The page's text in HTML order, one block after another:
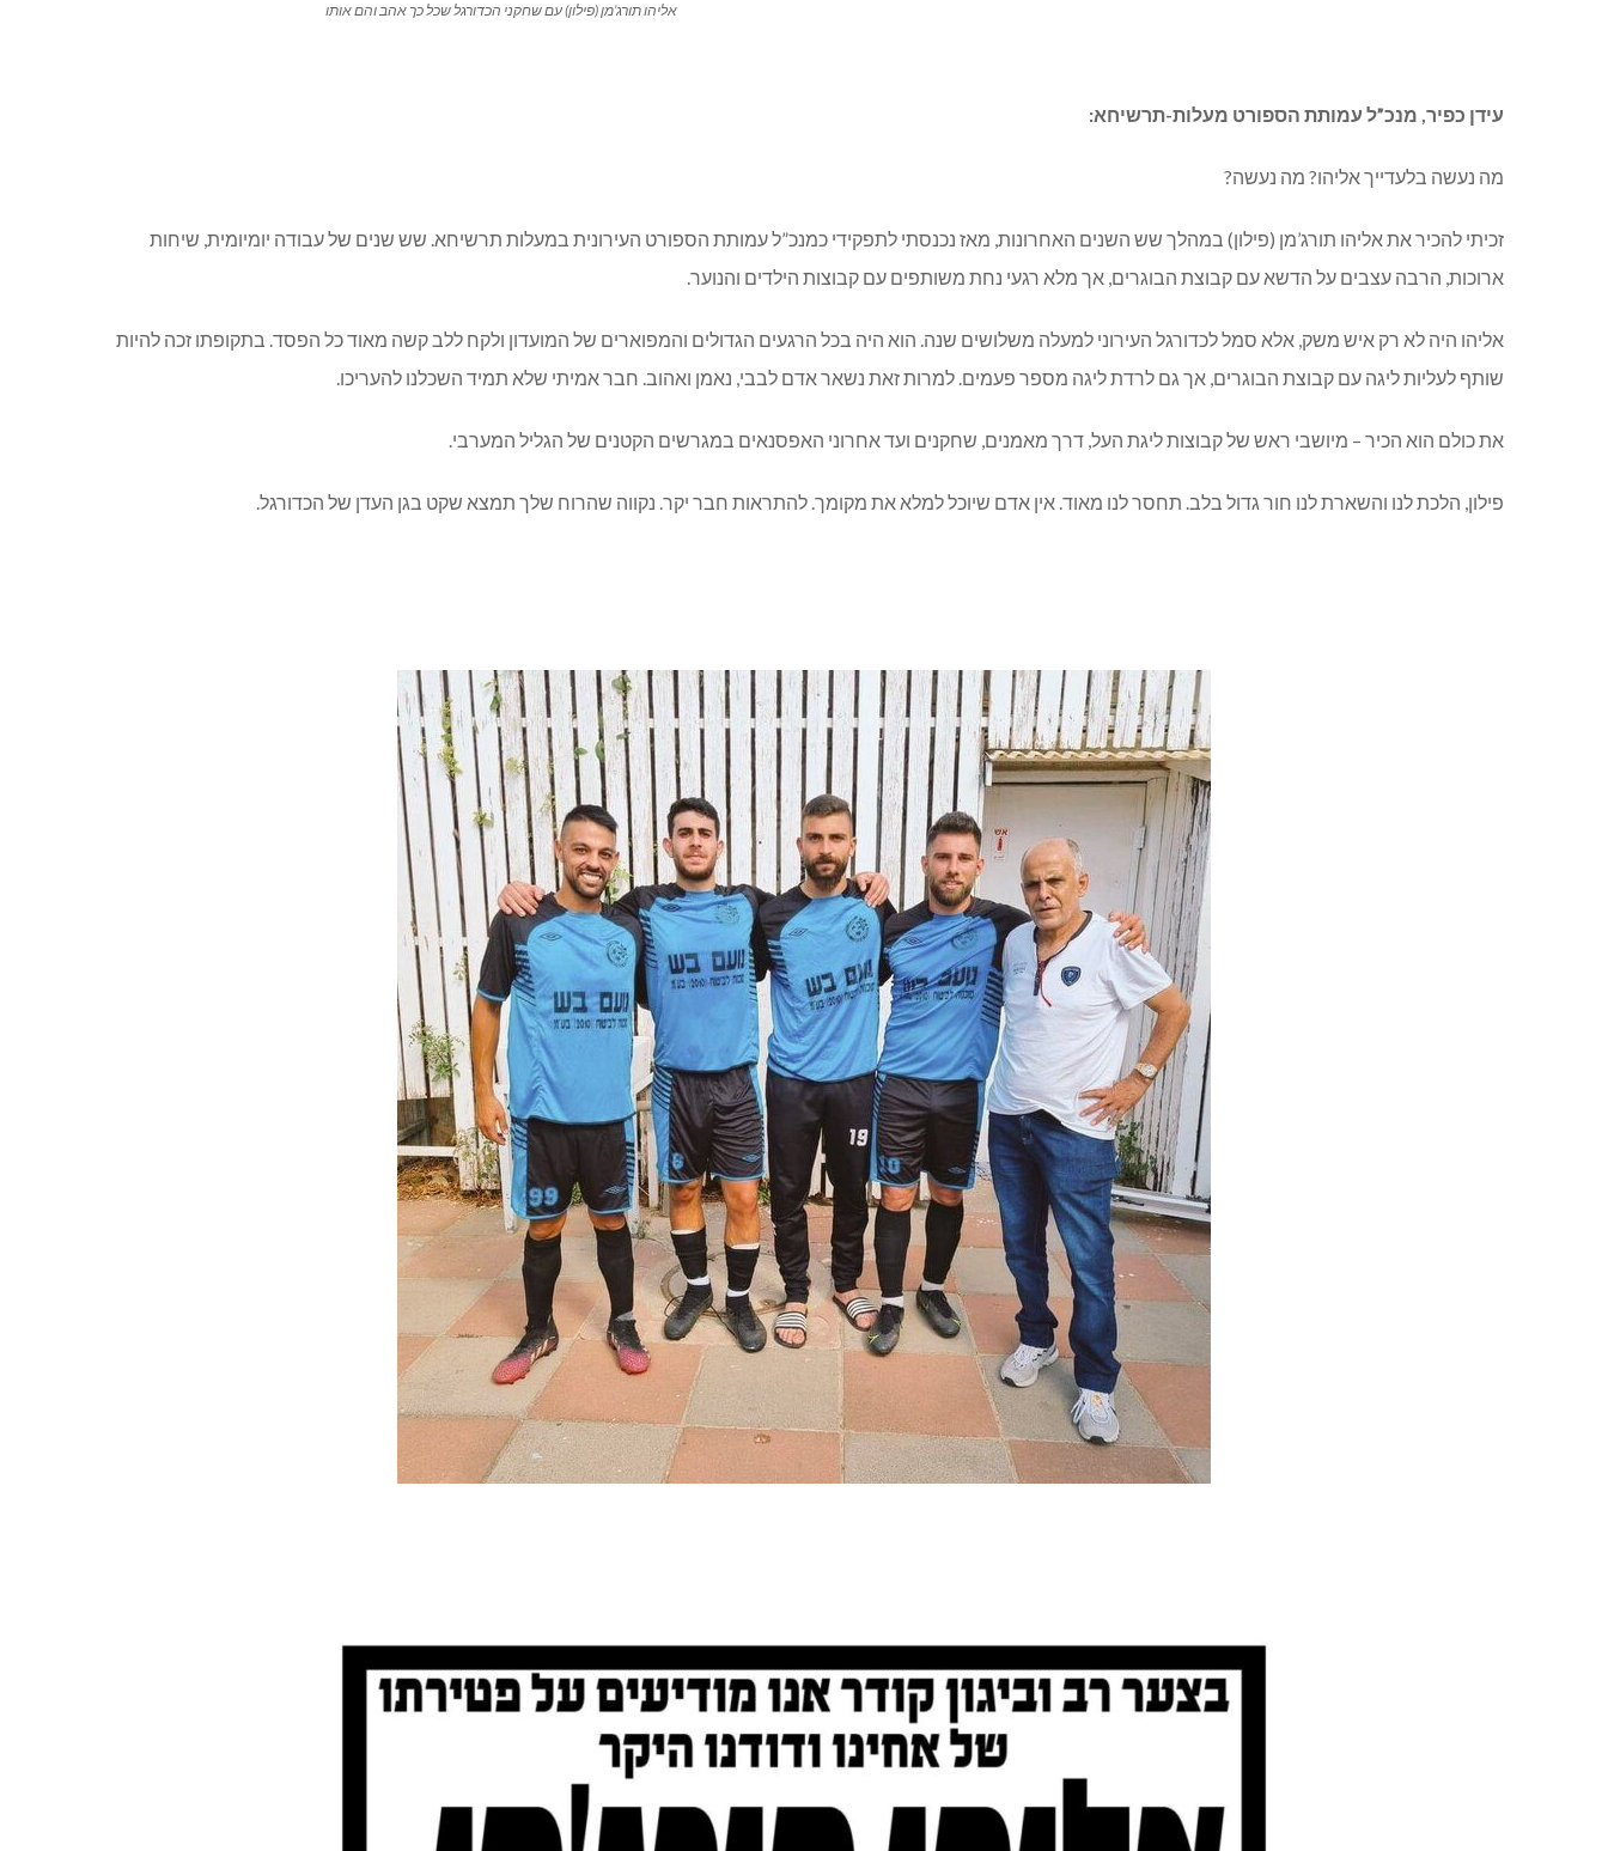
אליהו תורג’מן (פילון) עם שחקני הכדורגל שכל כך אהב והם אותו
עידן כפיר, מנכ”ל עמותת הספורט מעלות-תרשיחא:
מה נעשה בלעדייך אליהו? מה נעשה?
זכיתי להכיר את אליהו תורג’מן (פילון) במהלך שש השנים האחרונות, מאז נכנסתי לתפקידי כמנכ”ל עמותת הספורט העירונית במעלות תרשיחא. שש שנים של עבודה יומיומית, שיחות
ארוכות, הרבה עצבים על הדשא עם קבוצת הבוגרים, אך מלא רגעי נחת משותפים עם קבוצות הילדים והנוער.
אליהו היה לא רק איש משק, אלא סמל לכדורגל העירוני למעלה משלושים שנה. הוא היה בכל הרגעים הגדולים והמפוארים של המועדון ולקח ללב קשה מאוד כל הפסד. בתקופתו זכה להיות
שותף לעליות ליגה עם קבוצת הבוגרים, אך גם לרדת ליגה מספר פעמים. למרות זאת נשאר אדם לבבי, נאמן ואהוב. חבר אמיתי שלא תמיד השכלנו להעריכו.
את כולם הוא הכיר – מיושבי ראש של קבוצות ליגת העל, דרך מאמנים, שחקנים ועד אחרוני האפסנאים במגרשים הקטנים של הגליל המערבי.
פילון, הלכת לנו והשארת לנו חור גדול בלב. תחסר לנו מאוד. אין אדם שיוכל למלא את מקומך. להתראות חבר יקר. נקווה שהרוח שלך תמצא שקט בגן העדן של הכדורגל.